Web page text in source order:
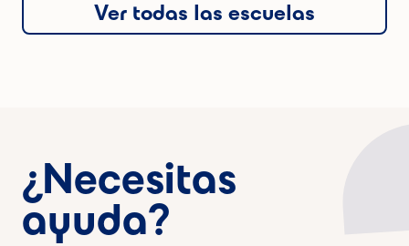
Ver todas las escuelas
¿Necesitas
ayuda?